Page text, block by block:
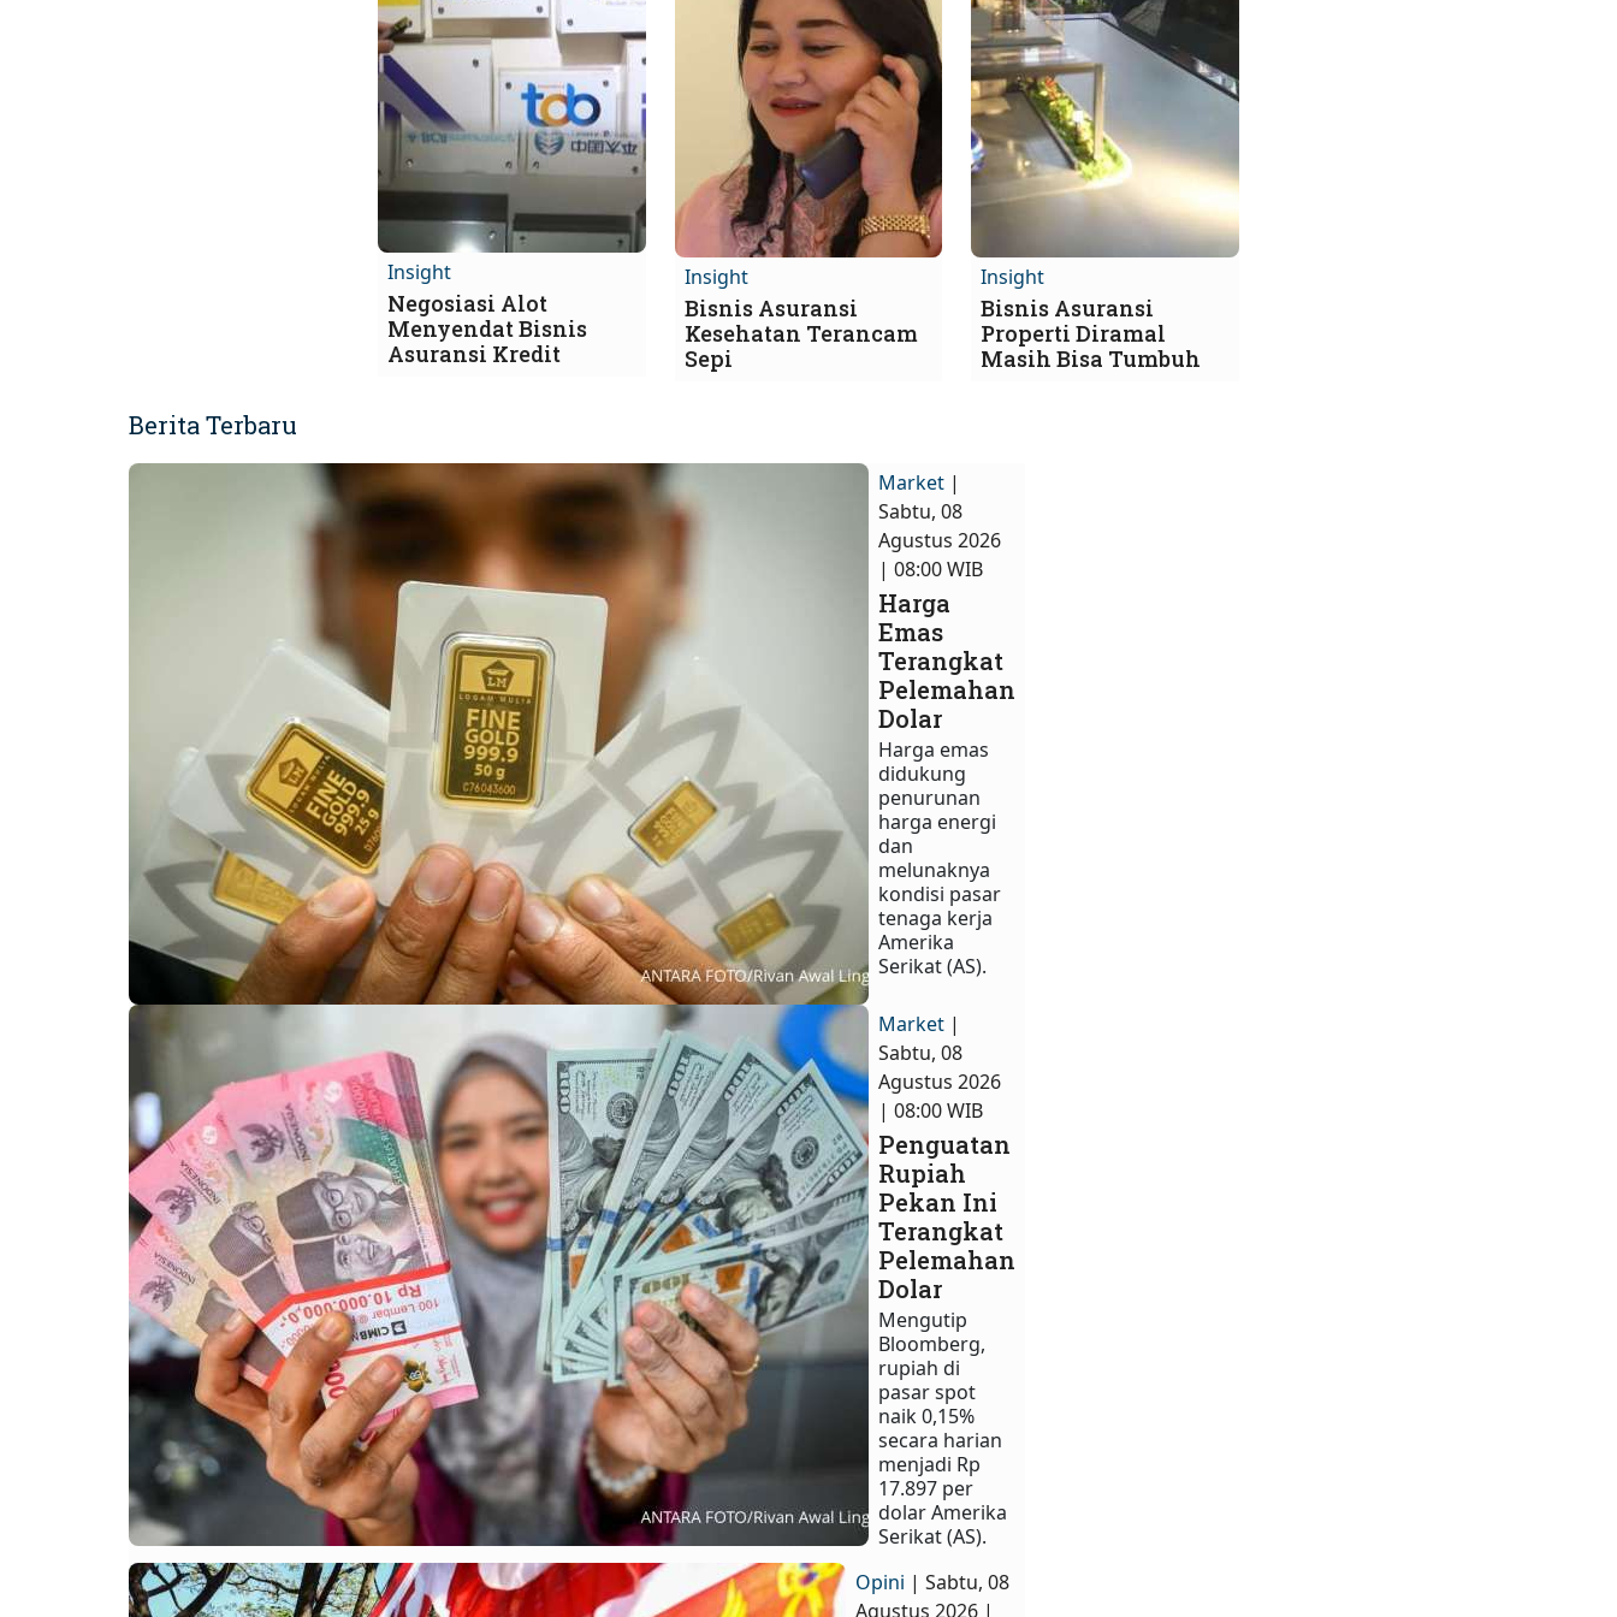
Insight
Negosiasi Alot
Menyendat Bisnis
Asuransi Kredit
Insight
Bisnis Asuransi
Kesehatan Terancam
Sepi
Insight
Bisnis Asuransi
Properti Diramal
Masih Bisa Tumbuh
Berita Terbaru
Market |
Sabtu, 08
Agustus 2026
| 08:00 WIB
Harga
Emas
Terangkat
Pelemahan
Dolar
Harga emas
didukung
penurunan
harga energi
dan
melunaknya
kondisi pasar
tenaga kerja
Amerika
Serikat (AS).
Market |
Sabtu, 08
Agustus 2026
| 08:00 WIB
Penguatan
Rupiah
Pekan Ini
Terangkat
Pelemahan
Dolar
Mengutip
Bloomberg,
rupiah di
pasar spot
naik 0,15%
secara harian
menjadi Rp
17.897 per
dolar Amerika
Serikat (AS).
Opini | Sabtu, 08
Agustus 2026 |